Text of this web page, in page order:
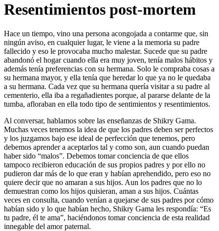
Resentimientos post-mortem
Hace un tiempo, vino una persona acongojada a contarme que, sin
ningún aviso, en cualquier lugar, le viene a la memoria su padre
fallecido y eso le provocaba mucho malestar. Sucede que su padre
abandonó el hogar cuando ella era muy joven, tenía malos hábitos y
además tenía preferencias con su hermana. Solo le compraba cosas a
su hermana mayor, y ella tenía que heredar lo que ya no le quedaba
a su hermana. Cada vez que su hermana quería visitar a su padre al
cementerio, ella iba a regañadientes porque, al pararse delante de la
tumba, afloraban en ella todo tipo de sentimientos y resentimientos.
Al conversar, hablamos sobre las enseñanzas de Shikry Gama.
Muchas veces tenemos la idea de que los padres deben ser perfectos
y los juzgamos bajo ese ideal de perfección que tenemos, pero
debemos aprender a aceptarlos tal y como son, aun cuando puedan
haber sido “malos”. Debemos tomar conciencia de que ellos
tampoco recibieron educación de sus propios padres y por ello no
pudieron dar más de lo que eran y habían aprehendido, pero eso no
quiere decir que no amaran a sus hijos. Aun los padres que no lo
demuestran como los hijos quisieran, aman a sus hijos. Cuántas
veces en consulta, cuando venían a quejarse de sus padres por cómo
habían sido y lo que habían hecho, Shikry Gama les respondía: “Es
tu padre, él te ama”, haciéndonos tomar conciencia de esta realidad
innegable del amor paternal.